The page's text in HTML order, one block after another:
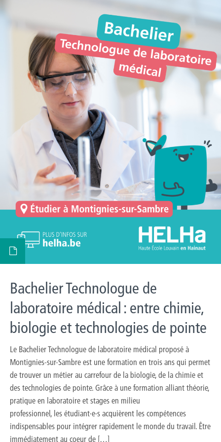
Bachelier Technologue de
laboratoire médical : entre chimie,
biologie et technologies de pointe
Le Bachelier Technologue de laboratoire médical proposé à
Montignies-sur-Sambre est une formation en trois ans qui permet
de trouver un métier au carrefour de la biologie, de la chimie et
des technologies de pointe. Grâce à une formation alliant théorie,
pratique en laboratoire et stages en milieu
professionnel, les étudiant·e·s acquièrent les compétences
indispensables pour intégrer rapidement le monde du travail. Être
immédiatement au coeur de […]